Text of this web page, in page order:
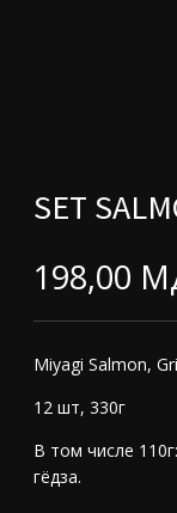
SET
198,00
Miyagi Salmon,
12 шт, 330г
В том числе
гёдза.